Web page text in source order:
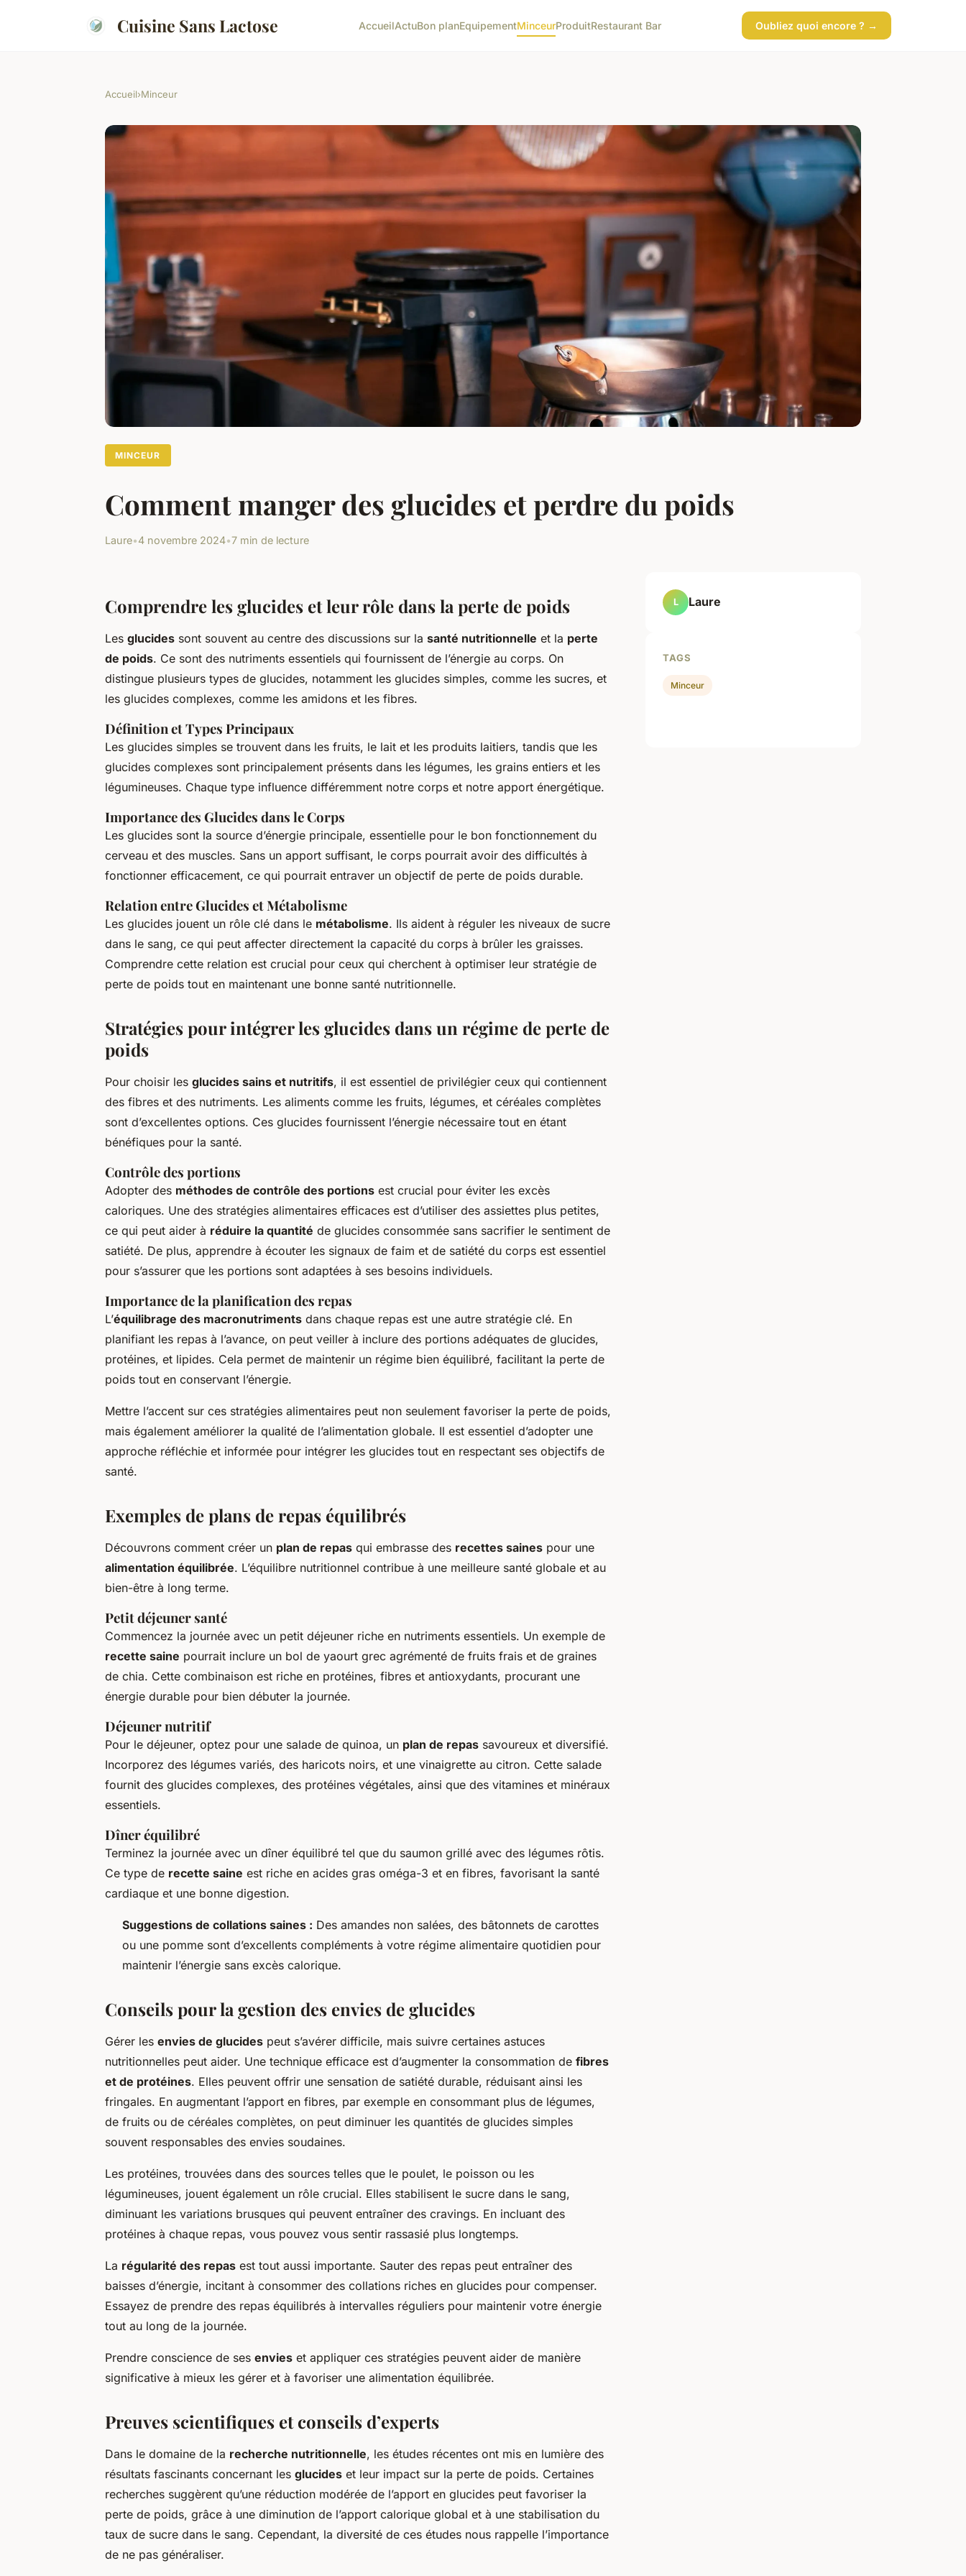
Cuisine Sans Lactose AccueilActuBon planEquipementMinceurProduitRestaurant Bar Oubliez quoi encore ? →
Accueil›Minceur
MINCEUR
Comment manger des glucides et perdre du poids
Laure•4 novembre 2024•7 min de lecture
Comprendre les glucides et leur rôle dans la perte de poids
Les glucides sont souvent au centre des discussions sur la santé nutritionnelle et la perte
de poids. Ce sont des nutriments essentiels qui fournissent de l’énergie au corps. On
distingue plusieurs types de glucides, notamment les glucides simples, comme les sucres, et
les glucides complexes, comme les amidons et les fibres.
Définition et Types Principaux
Les glucides simples se trouvent dans les fruits, le lait et les produits laitiers, tandis que les
glucides complexes sont principalement présents dans les légumes, les grains entiers et les
légumineuses. Chaque type influence différemment notre corps et notre apport énergétique.
Importance des Glucides dans le Corps
Les glucides sont la source d’énergie principale, essentielle pour le bon fonctionnement du
cerveau et des muscles. Sans un apport suffisant, le corps pourrait avoir des difficultés à
fonctionner efficacement, ce qui pourrait entraver un objectif de perte de poids durable.
Relation entre Glucides et Métabolisme
Les glucides jouent un rôle clé dans le métabolisme. Ils aident à réguler les niveaux de sucre
dans le sang, ce qui peut affecter directement la capacité du corps à brûler les graisses.
Comprendre cette relation est crucial pour ceux qui cherchent à optimiser leur stratégie de
perte de poids tout en maintenant une bonne santé nutritionnelle.
Stratégies pour intégrer les glucides dans un régime de perte de
poids
Pour choisir les glucides sains et nutritifs, il est essentiel de privilégier ceux qui contiennent
des fibres et des nutriments. Les aliments comme les fruits, légumes, et céréales complètes
sont d’excellentes options. Ces glucides fournissent l’énergie nécessaire tout en étant
bénéfiques pour la santé.
Contrôle des portions
Adopter des méthodes de contrôle des portions est crucial pour éviter les excès
caloriques. Une des stratégies alimentaires efficaces est d’utiliser des assiettes plus petites,
ce qui peut aider à réduire la quantité de glucides consommée sans sacrifier le sentiment de
satiété. De plus, apprendre à écouter les signaux de faim et de satiété du corps est essentiel
pour s’assurer que les portions sont adaptées à ses besoins individuels.
Importance de la planification des repas
L’équilibrage des macronutriments dans chaque repas est une autre stratégie clé. En
planifiant les repas à l’avance, on peut veiller à inclure des portions adéquates de glucides,
protéines, et lipides. Cela permet de maintenir un régime bien équilibré, facilitant la perte de
poids tout en conservant l’énergie.
Mettre l’accent sur ces stratégies alimentaires peut non seulement favoriser la perte de poids,
mais également améliorer la qualité de l’alimentation globale. Il est essentiel d’adopter une
approche réfléchie et informée pour intégrer les glucides tout en respectant ses objectifs de
santé.
Exemples de plans de repas équilibrés
Découvrons comment créer un plan de repas qui embrasse des recettes saines pour une
alimentation équilibrée. L’équilibre nutritionnel contribue à une meilleure santé globale et au
bien-être à long terme.
Petit déjeuner santé
Commencez la journée avec un petit déjeuner riche en nutriments essentiels. Un exemple de
recette saine pourrait inclure un bol de yaourt grec agrémenté de fruits frais et de graines
de chia. Cette combinaison est riche en protéines, fibres et antioxydants, procurant une
énergie durable pour bien débuter la journée.
Déjeuner nutritif
Pour le déjeuner, optez pour une salade de quinoa, un plan de repas savoureux et diversifié.
Incorporez des légumes variés, des haricots noirs, et une vinaigrette au citron. Cette salade
fournit des glucides complexes, des protéines végétales, ainsi que des vitamines et minéraux
essentiels.
Dîner équilibré
Terminez la journée avec un dîner équilibré tel que du saumon grillé avec des légumes rôtis.
Ce type de recette saine est riche en acides gras oméga-3 et en fibres, favorisant la santé
cardiaque et une bonne digestion.
Suggestions de collations saines : Des amandes non salées, des bâtonnets de carottes
ou une pomme sont d’excellents compléments à votre régime alimentaire quotidien pour
maintenir l’énergie sans excès calorique.
Conseils pour la gestion des envies de glucides
Gérer les envies de glucides peut s’avérer difficile, mais suivre certaines astuces
nutritionnelles peut aider. Une technique efficace est d’augmenter la consommation de fibres
et de protéines. Elles peuvent offrir une sensation de satiété durable, réduisant ainsi les
fringales. En augmentant l’apport en fibres, par exemple en consommant plus de légumes,
de fruits ou de céréales complètes, on peut diminuer les quantités de glucides simples
souvent responsables des envies soudaines.
Les protéines, trouvées dans des sources telles que le poulet, le poisson ou les
légumineuses, jouent également un rôle crucial. Elles stabilisent le sucre dans le sang,
diminuant les variations brusques qui peuvent entraîner des cravings. En incluant des
protéines à chaque repas, vous pouvez vous sentir rassasié plus longtemps.
La régularité des repas est tout aussi importante. Sauter des repas peut entraîner des
baisses d’énergie, incitant à consommer des collations riches en glucides pour compenser.
Essayez de prendre des repas équilibrés à intervalles réguliers pour maintenir votre énergie
tout au long de la journée.
Prendre conscience de ses envies et appliquer ces stratégies peuvent aider de manière
significative à mieux les gérer et à favoriser une alimentation équilibrée.
Preuves scientifiques et conseils d’experts
Dans le domaine de la recherche nutritionnelle, les études récentes ont mis en lumière des
résultats fascinants concernant les glucides et leur impact sur la perte de poids. Certaines
recherches suggèrent qu’une réduction modérée de l’apport en glucides peut favoriser la
perte de poids, grâce à une diminution de l’apport calorique global et à une stabilisation du
taux de sucre dans le sang. Cependant, la diversité de ces études nous rappelle l’importance
de ne pas généraliser.
L Laure
TAGS
Minceur